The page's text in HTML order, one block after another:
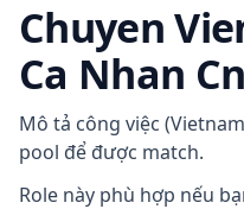
Chuyen
Ca Nhan
Mô tả công việc
pool để được match.
Role này phù hợp nếu